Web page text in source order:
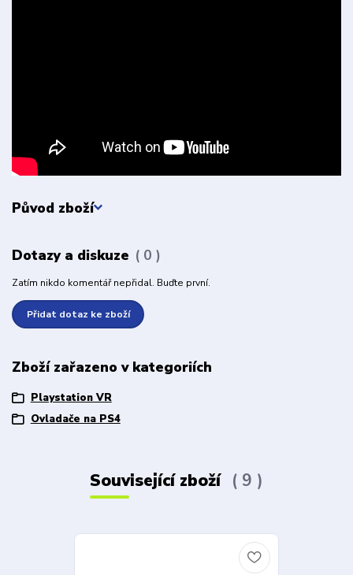
Původ zboží
Dotazy a diskuze 0
Zatím nikdo komentář nepřidal. Buďte první.
Přidat dotaz ke zboží
Zboží zařazeno v kategoriích
Playstation VR
Ovladače na PS4
Související zboží 9